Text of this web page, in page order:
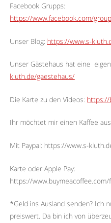
Facebook Grupps:
https://www.facebook.com/
Unser Blog: https://www.s-
Unser Gästehaus hat eine
kluth.de/gaestehaus/
Die Karte zu den Videos: https://
Ihr möchtet mir einen Kaffee
Mit Paypal: https://www.s-
Karte oder Apple Pay:
https://www.buymeacoffee.com/
*Geld ins Ausland senden? Ich
preiswert. Da bin ich von